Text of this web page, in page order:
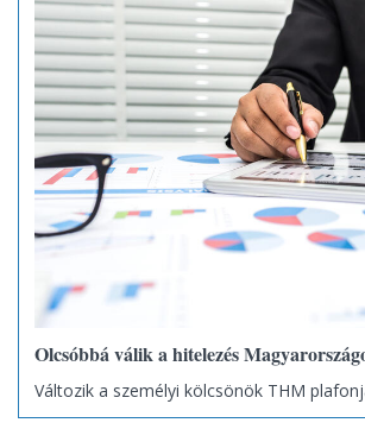
Olcsóbbá válik a hitelezés
Változik a személyi kölcsönök THM